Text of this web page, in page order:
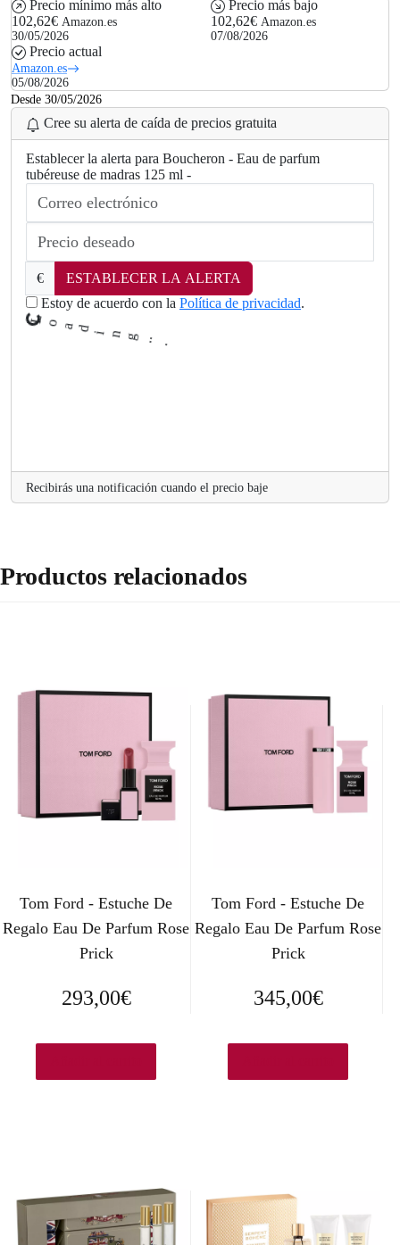
Precio mínimo más alto
102,62€ Amazon.es
30/05/2026
Precio más bajo
102,62€ Amazon.es
07/08/2026
Precio actual
Amazon.es
05/08/2026
Desde 30/05/2026
Cree su alerta de caída de precios gratuita
Establecer la alerta para Boucheron - Eau de parfum
tubéreuse de madras 125 ml -
€
ESTABLECER LA ALERTA
Estoy de acuerdo con la Política de privacidad.
.
Recibirás una notificación cuando el precio baje
Productos relacionados
Tom Ford - Estuche De
Regalo Eau De Parfum Rose
Prick
293,00€
Tom Ford - Estuche De
Regalo Eau De Parfum Rose
Prick
345,00€